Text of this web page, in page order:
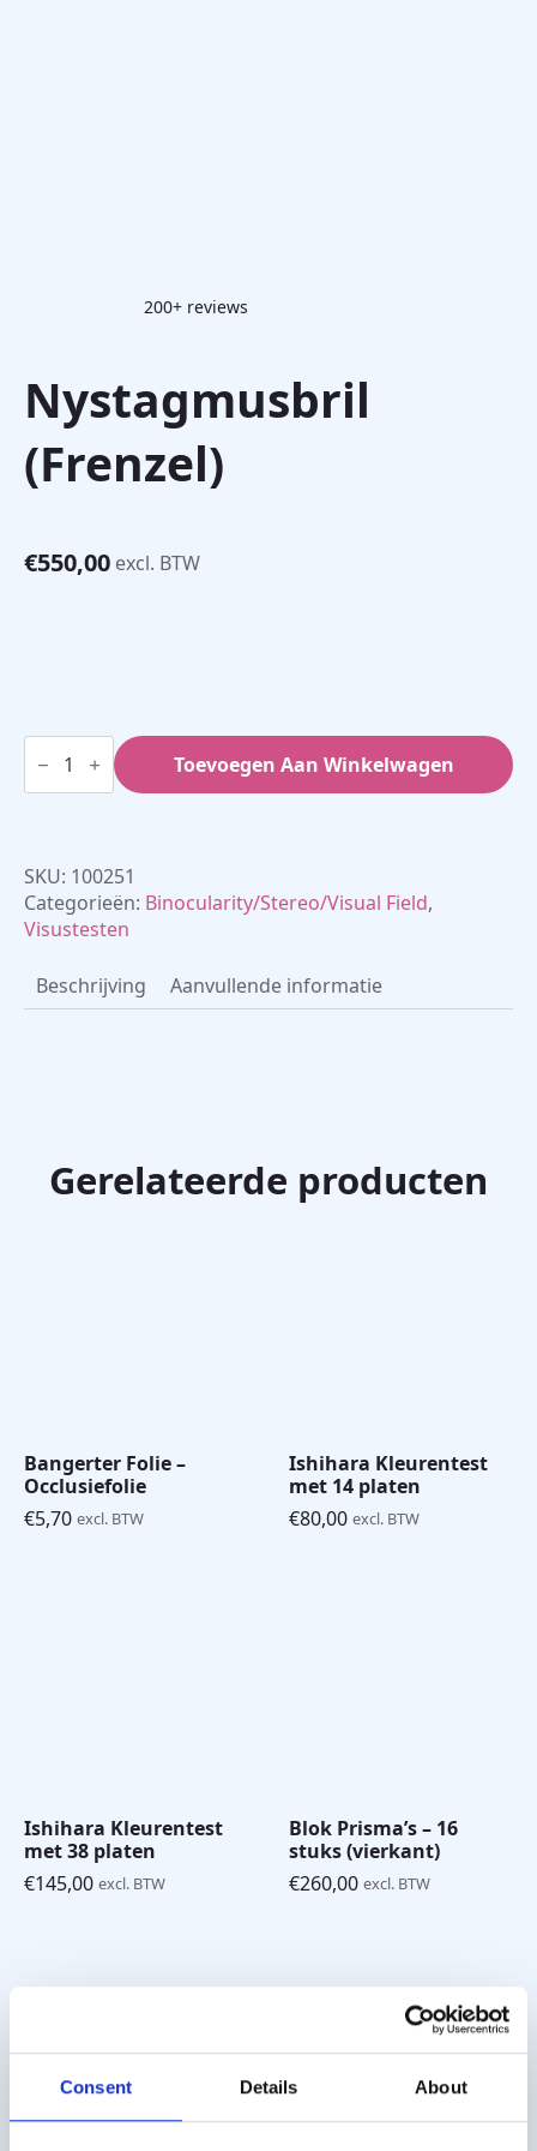
Consent Details About
200+ reviews
Nystagmusbril
(Frenzel)
€550,00 excl. BTW
Nystagmusbril
(Frenzel) Toevoegen Aan Winkelwagen
SKU: 100251
Categorieën: Binocularity/Stereo/Visual Field,
Visustesten
Beschrijving Aanvullende informatie
Gerelateerde producten
Bangerter Folie –
Occlusiefolie
€5,70 excl. BTW
Ishihara Kleurentest
met 14 platen
€80,00 excl. BTW
Ishihara Kleurentest
met 38 platen
€145,00 excl. BTW
Blok Prisma’s – 16
stuks (vierkant)
€260,00 excl. BTW
€ 5,50 (excl. BTW) verzendkosten binnen Nederland,